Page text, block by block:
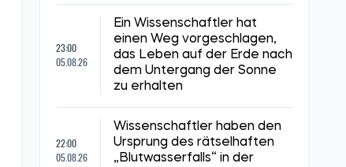
23:00
05.08.26
Ein Wissenschaftler hat
einen Weg vorgeschlagen,
das Leben auf der Erde nach
dem Untergang der Sonne
zu erhalten
22:00
05.08.26
Wissenschaftler haben den
Ursprung des rätselhaften
„Blutwasserfalls“ in der